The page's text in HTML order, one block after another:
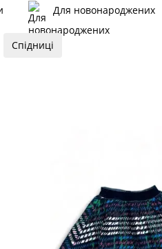
Для новонароджених
Спідниці